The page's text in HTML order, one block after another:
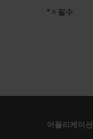
* = 필수
어플리케이